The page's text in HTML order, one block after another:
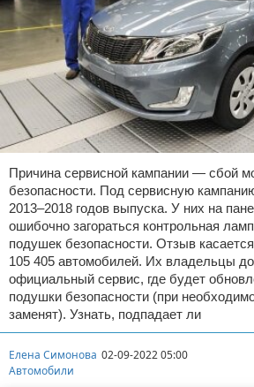
Причина сервисной кампании — сбой
безопасности. Под сервисную
2013–2018 годов выпуска. У них на
ошибочно загораться контрольная
подушек безопасности. Отзыв касается
105 405 автомобилей. Их владельцы
официальный сервис, где будет
подушки безопасности (при
заменят). Узнать, подпадает ли
Елена Симонова 02-09-2022 05:00
Автомобили